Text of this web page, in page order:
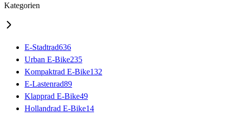
Kategorien
E-Stadtrad636
Urban E-Bike235
Kompaktrad E-Bike132
E-Lastenrad89
Klapprad E-Bike49
Hollandrad E-Bike14